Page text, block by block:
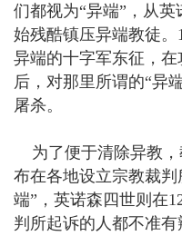
们都视为“异端”，从
始残酷镇压异端教徒
异端的十字军东征，
后，对那里所谓的“异
屠杀。
为了便于清除异教，
布在各地设立宗教裁
端”，英诺森四世则在
判所起诉的人都不准